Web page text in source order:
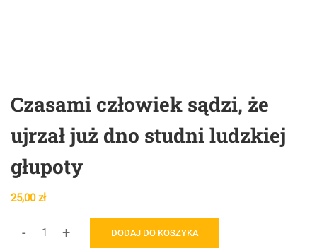
Czasami człowiek sądzi, że
ujrzał już dno studni ludzkiej
głupoty
25,00zł
-
ilość+ DODAJ DO KOSZYKA